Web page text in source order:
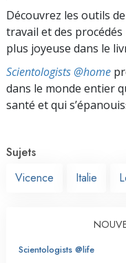
Découvrez les outils
travail et des
plus joyeuse dans le
Scientologists @home
dans le monde entier
santé et qui
Sujets
Vicence
Italie
Scientologists @life